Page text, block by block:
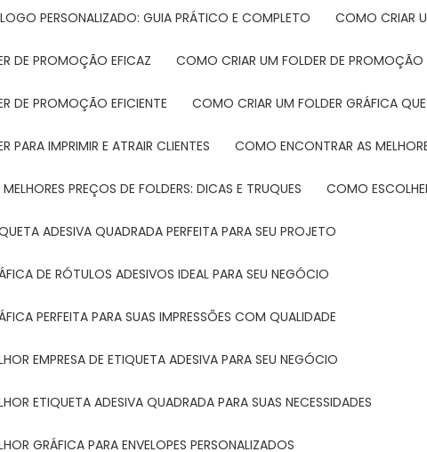
PERSONALIZADO: GUIA PRÁTICO E COMPLETO COMO CRIAR
DE PROMOÇÃO EFICAZ COMO CRIAR UM FOLDER DE
DE PROMOÇÃO EFICIENTE COMO CRIAR UM FOLDER GRÁFICA
PARA IMPRIMIR E ATRAIR CLIENTES COMO ENCONTRAR AS
PREÇOS DE FOLDERS: DICAS E TRUQUES COMO
ADESIVA QUADRADA PERFEITA PARA SEU PROJETO
DE RÓTULOS ADESIVOS IDEAL PARA SEU NEGÓCIO
PERFEITA PARA SUAS IMPRESSÕES COM QUALIDADE
EMPRESA DE ETIQUETA ADESIVA PARA SEU NEGÓCIO
ETIQUETA ADESIVA QUADRADA PARA SUAS NECESSIDADES
GRÁFICA PARA ENVELOPES PERSONALIZADOS